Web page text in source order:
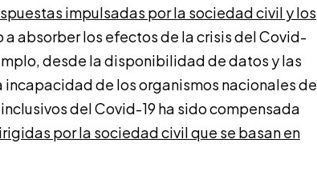
impulsadas por la sociedad civil y los
a absorber los efectos de la crisis del Covid-
desde la disponibilidad de datos y las
de los organismos nacionales de
del Covid-19 ha sido compensada
por la sociedad civil que se basan en